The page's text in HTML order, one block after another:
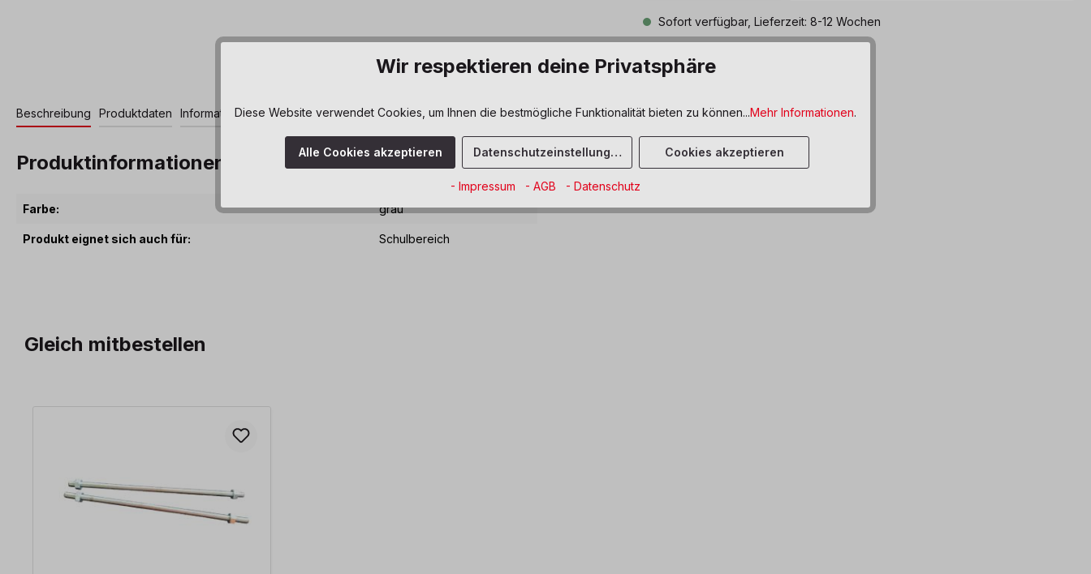
Sofort verfügbar, Lieferzeit: 8-12 Wochen
Zum Merkzettel hinzufügen
Beschreibung Produktdaten Informationen und Hinweise
Produktinformationen "Litti Eckelement SOFTSKIN rot / grau"
Farbe: grau
Produkt eignet sich auch für: Schulbereich
Gleich mitbestellen
Wir respektieren deine Privatsphäre
Diese Website verwendet Cookies, um Ihnen die bestmögliche Funktionalität bieten zu können...Mehr Informationen.
Alle Cookies akzeptieren Datenschutzeinstellungen Cookies akzeptieren
- Impressum - AGB - Datenschutz